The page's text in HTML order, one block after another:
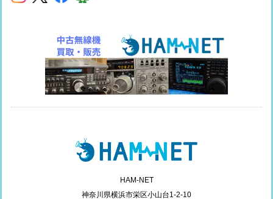
HAM-NET
神奈川県横浜市栄区小山台1-2-10